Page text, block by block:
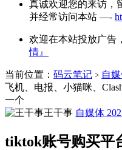
真诚欢迎您的来访，
并经常访问本站 —-
欢迎在本站投放广告
情』
当前位置： 码云笔记 > 自
飞机、电报、小猫咪、
一个
王干事 自媒体
tiktok账号购买平